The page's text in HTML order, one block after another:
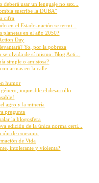
deberá usar un lenguaje no sex...
suscribe la DUBA"
cifra
en el Estado-nación se termi...
planetas en el año 2050?
Day
Yo, por la pobreza
se olvida de sí mismo: Blog Acti...
simple o amistosa?
armas en la calle
humor
imposible el desarrollo
agro y la minería
pregunta
la blogosfera
edición de la única norma certi...
de consumo
de Vida
intolerante y violenta?